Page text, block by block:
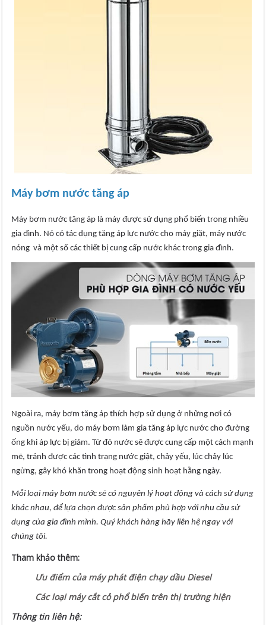
Máy bơm nước tăng áp
Máy bơm nước tăng áp là máy được sử dụng phổ biến trong nhiều
gia đình. Nó có tác dụng tăng áp lực nước cho máy giặt, máy nước
nóng và một số các thiết bị cung cấp nước khác trong gia đình.
Ngoài ra, máy bơm tăng áp thích hợp sử dụng ở những nơi có
nguồn nước yếu, do máy bơm làm gia tăng áp lực nước cho đường
ống khi áp lực bị giảm. Từ đó nước sẽ được cung cấp một cách mạnh
mẽ, tránh được các tình trạng nước giật, chảy yếu, lúc chảy lúc
ngừng, gây khó khăn trong hoạt động sinh hoạt hằng ngày.
Mỗi loại máy bơm nước sẽ có nguyên lý hoạt động và cách sử dụng
khác nhau, để lựa chọn được sản phẩm phù hợp với nhu cầu sử
dụng của gia đình mình. Quý khách hàng hãy liên hệ ngay với
chúng tôi.
Tham khảo thêm:
Ưu điểm của máy phát điện chạy dầu Diesel
Các loại máy cắt cỏ phổ biến trên thị trường hiện
Thông tin liên hệ: